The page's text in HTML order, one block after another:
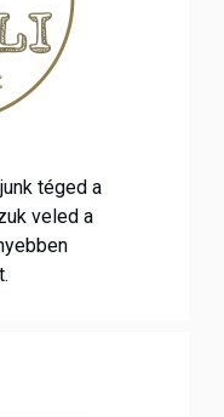
téged a
veled a